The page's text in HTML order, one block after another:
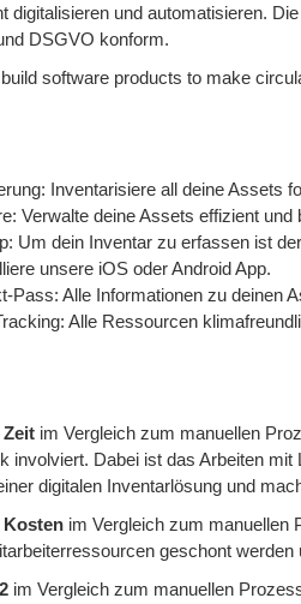
digitalisieren und automatisieren.
DSGVO konform.
software products to make
Inventarisiere all deine Assets
Verwalte deine Assets effizient
Um dein Inventar zu erfassen ist
unsere iOS oder Android App.
Pass: Alle Informationen zu deinen
Alle Ressourcen
Zeit im Vergleich zum manuellen
involviert. Dabei ist das Arbeiten
digitalen Inventarlösung und
Kosten im Vergleich zum manuellen
geschont
im Vergleich zum manuellen